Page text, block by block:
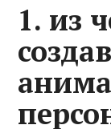
1. из